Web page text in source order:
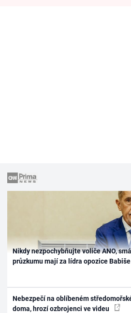
Nikdy nezpochybňujte voliče ANO,
průzkumu mají za lídra opozice Babiše
Nebezpečí na oblíbeném
doma, hrozí ozbrojenci ve videu